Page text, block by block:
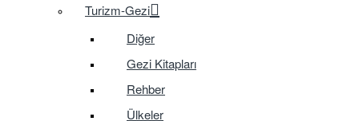
Turizm-Gezi
Diğer
Gezi Kitapları
Rehber
Ülkeler